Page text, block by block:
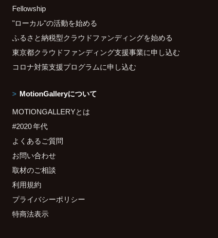
Fellowship
"ローカル"の活動を始める
ふるさと納税型クラウドファンディングを始める
東京都クラウドファンディング支援事業に申し込む
コロナ対策支援プログラムに申し込む
MotionGalleryについて
MOTIONGALLERYとは
#2020 年代
よくあるご質問
お問い合わせ
取材のご相談
利用規約
プライバシーポリシー
特商法表示